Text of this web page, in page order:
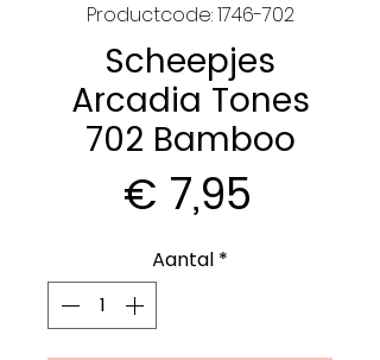
Productcode: 1746-702
Scheepjes
Arcadia Tones
702 Bamboo
€ 7,95
Aantal *